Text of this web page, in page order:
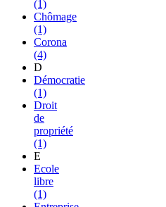
(1)
Chômage
(1)
Corona
(4)
D
Démocratie
(1)
Droit
de
propriété
(1)
E
Ecole
libre
(1)